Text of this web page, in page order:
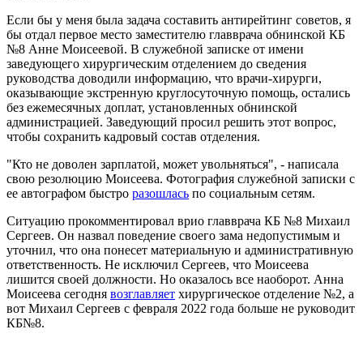
Если бы у меня была задача составить антирейтинг советов, я
бы отдал первое место заместителю главврача обнинской КБ
№8 Анне Моисеевой. В служебной записке от имени
заведующего хирургическим отделением до сведения
руководства доводили информацию, что врачи-хирурги,
оказывающие экстренную круглосуточную помощь, остались
без ежемесячных доплат, установленных обнинской
администрацией. Заведующий просил решить этот вопрос,
чтобы сохранить кадровый состав отделения.
"Кто не доволен зарплатой, может увольняться", - написала
свою резолюцию Моисеева. Фотография служебной записки с
ее автографом быстро разошлась по социальным сетям.
Ситуацию прокомментировал врио главврача КБ №8 Михаил
Сергеев. Он назвал поведение своего зама недопустимым и
уточнил, что она понесет материальную и административную
ответственность. Не исключил Сергеев, что Моисеева
лишится своей должности. Но оказалось все наоборот. Анна
Моисеева сегодня возглавляет хирургическое отделение №2, а
вот Михаил Сергеев с февраля 2022 года больше не руководит
КБ№8.